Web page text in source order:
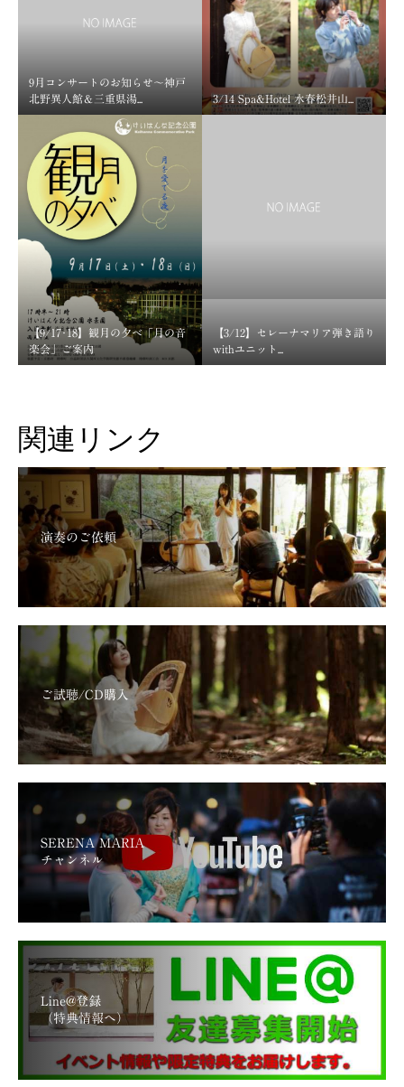
9月コンサートのお知らせ～神戸
北野異人館＆三重県湯...
3/14 Spa&Hotel 水春松井山...
【9/17･18】観月の夕べ「月の音
楽会」ご案内
【3/12】セレーナマリア弾き語り
withユニット...
関連リンク
演奏のご依頼
ご試聴/CD購入
SERENA MARIA
チャンネル
Line@登録
（特典情報へ）